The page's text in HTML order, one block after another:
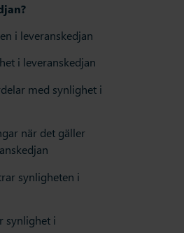
i leveranskedjan
i leveranskedjan
med synlighet i
när det gäller
synligheten i
synlighet i